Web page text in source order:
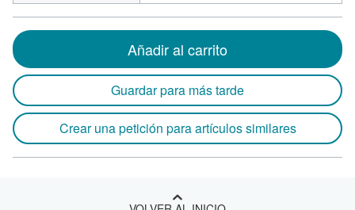
Añadir al carrito
Guardar para más tarde
Crear una petición para artículos similares